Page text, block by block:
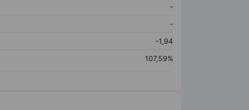
-
-
-1,94
107,59%